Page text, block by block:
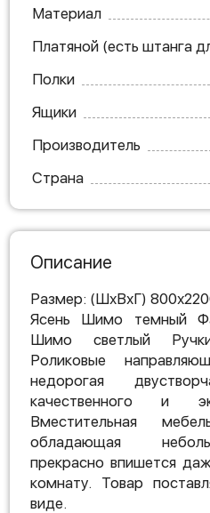
Материал
Платяной (есть штанга
Полки
Ящики
Производитель
Страна
Описание
Размер: (ШхВхГ)
Ясень Шимо темный
Шимо светлый
Роликовые
недорогая
качественного и
Вместительная
обладающая
прекрасно впишется
комнату. Товар
виде.